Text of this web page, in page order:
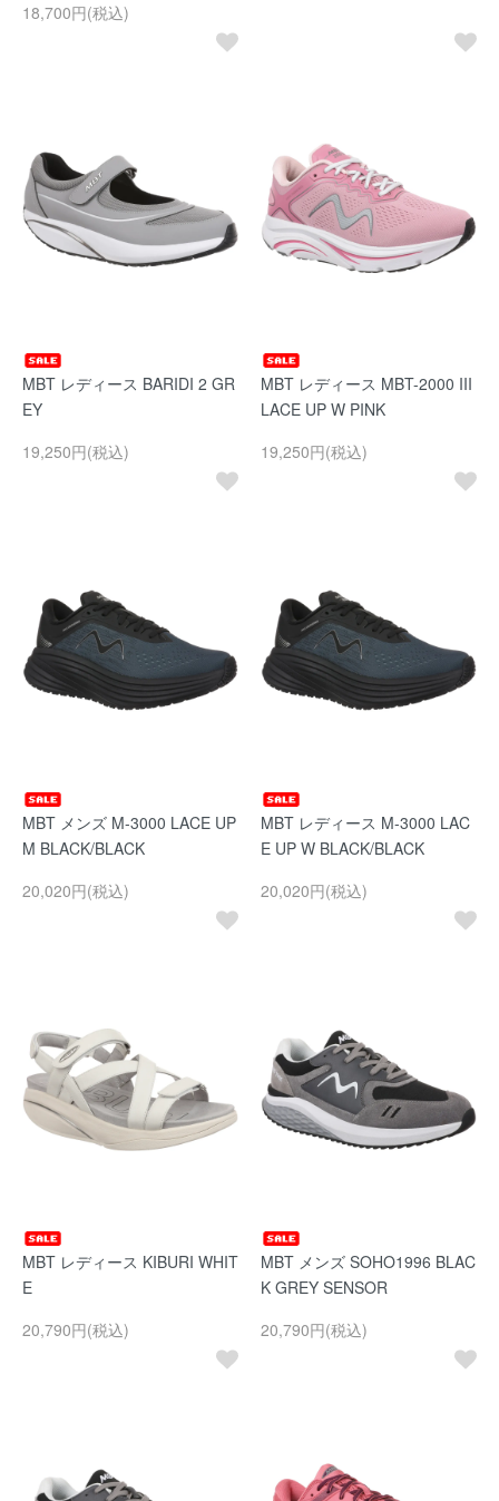
18,700円(税込)
MBT レディース BARIDI 2 GR
EY
19,250円(税込)
MBT レディース MBT-2000 III
LACE UP W PINK
19,250円(税込)
MBT メンズ M-3000 LACE UP
M BLACK/BLACK
20,020円(税込)
MBT レディース M-3000 LAC
E UP W BLACK/BLACK
20,020円(税込)
MBT レディース KIBURI WHIT
E
20,790円(税込)
MBT メンズ SOHO1996 BLAC
K GREY SENSOR
20,790円(税込)